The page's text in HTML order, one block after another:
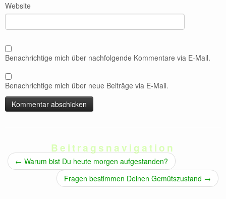
Website
Benachrichtige mich über nachfolgende Kommentare via E-Mail.
Benachrichtige mich über neue Beiträge via E-Mail.
Beitragsnavigation
← Warum bist Du heute morgen aufgestanden?
Fragen bestimmen Deinen Gemütszustand →